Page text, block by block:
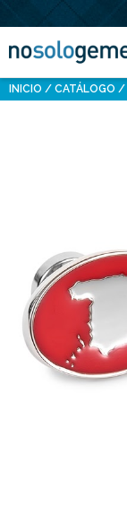
INICIO CATÁLOGO